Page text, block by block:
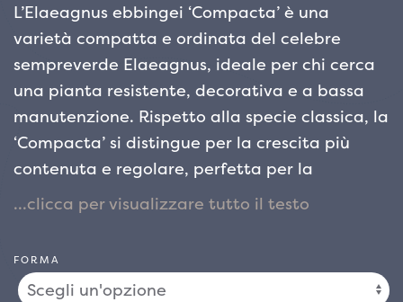
L’Elaeagnus ebbingei ‘Compacta’ è una
varietà compatta e ordinata del celebre
sempreverde Elaeagnus, ideale per chi cerca
una pianta resistente, decorativa e a bassa
manutenzione. Rispetto alla specie classica, la
‘Compacta’ si distingue per la crescita più
contenuta e regolare, perfetta per la
realizzazione di siepi formali, bordure
Il fogliame è fitto e molto ornamentale: foglie
FORMA